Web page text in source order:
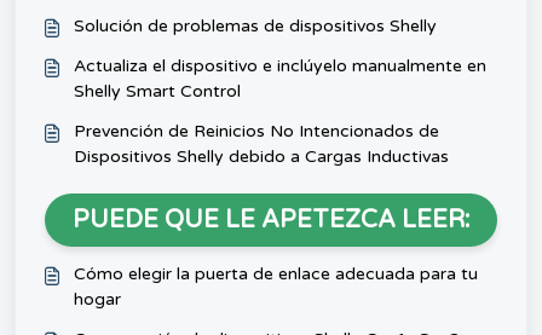
Solución de problemas de dispositivos Shelly
Actualiza el dispositivo e inclúyelo manualmente en
Shelly Smart Control
Prevención de Reinicios No Intencionados de
Dispositivos Shelly debido a Cargas Inductivas
PUEDE QUE LE APETEZCA LEER:
Cómo elegir la puerta de enlace adecuada para tu
hogar